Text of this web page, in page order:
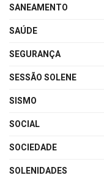
SANEAMENTO
SAÚDE
SEGURANÇA
SESSÃO SOLENE
SISMO
SOCIAL
SOCIEDADE
SOLENIDADES